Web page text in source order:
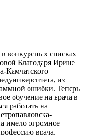
конкурсных списках
Благодаря Ирине
Камчатского
из
ошибки. Теперь
обучение на врача в
работать на
имело огромное
врача,